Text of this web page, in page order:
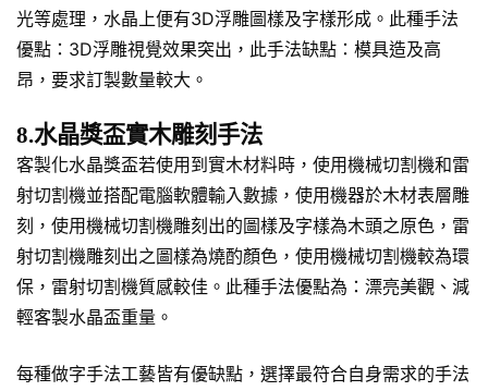
光等處理，水晶上便有3D浮雕圖樣及字樣形成。此種手法
優點：3D浮雕視覺效果突出，此手法缺點：模具造及高
昂，要求訂製數量較大。
8.水晶獎盃實木雕刻手法
客製化水晶獎盃若使用到實木材料時，使用機械切割機和雷
射切割機並搭配電腦軟體輸入數據，使用機器於木材表層雕
刻，使用機械切割機雕刻出的圖樣及字樣為木頭之原色，雷
射切割機雕刻出之圖樣為燒酌顏色，使用機械切割機較為環
保，雷射切割機質感較佳。此種手法優點為：漂亮美觀、減
輕客製水晶盃重量。
每種做字手法工藝皆有優缺點，選擇最符合自身需求的手法